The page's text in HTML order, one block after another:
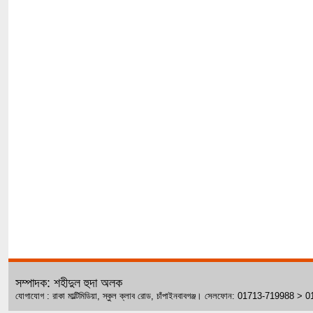
সম্পাদক: শহীদুল হুদা অলক
যোগাযোগ : রাকা মাল্টিমিডিয়া, স্কুল ক্লাব রোড, চাঁপাইনবাবগঞ্জ। সেলফোন: 01713-